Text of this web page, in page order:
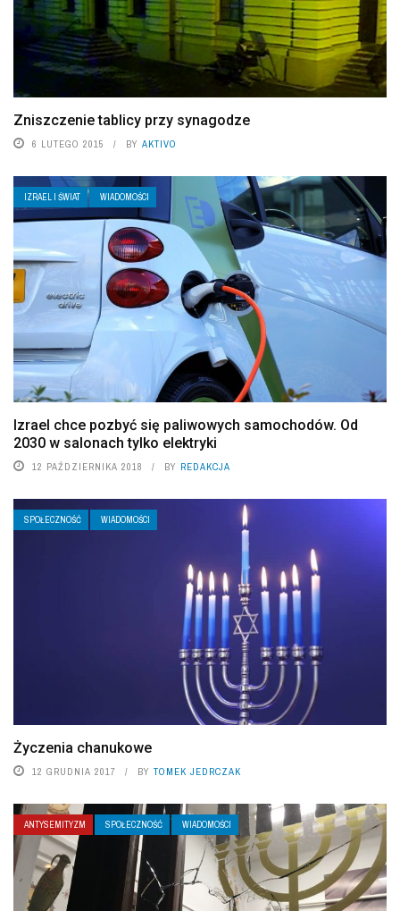
Zniszczenie tablicy przy synagodze
6 LUTEGO 2015 BY AKTIVO
IZRAEL I ŚWIAT WIADOMOŚCI
Izrael chce pozbyć się paliwowych samochodów. Od
2030 w salonach tylko elektryki
12 PAŹDZIERNIKA 2018 BY REDAKCJA
SPOŁECZNOŚĆ WIADOMOŚCI
Życzenia chanukowe
12 GRUDNIA 2017 BY TOMEK JEDRCZAK
ANTYSEMITYZM SPOŁECZNOŚĆ WIADOMOŚCI